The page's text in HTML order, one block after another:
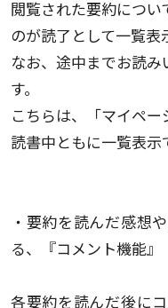
閲覧された要約につ
のが読了として一覧表
なお、途中までお読み
す。
こちらは、「マイペ
読書中ともに一覧表示
・要約を読んだ感想
る、『コメント機能』
各要約を読んだ後に